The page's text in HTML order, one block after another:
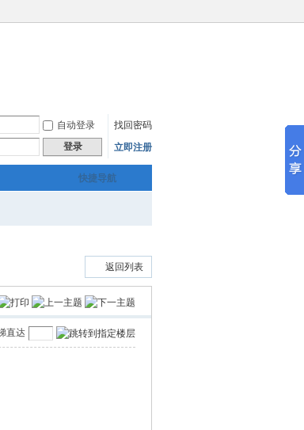
自动登录
找回密码
登录 立即注册
快捷导航
返回列表
直达